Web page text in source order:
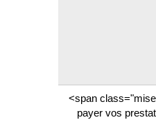
<span
payer vos